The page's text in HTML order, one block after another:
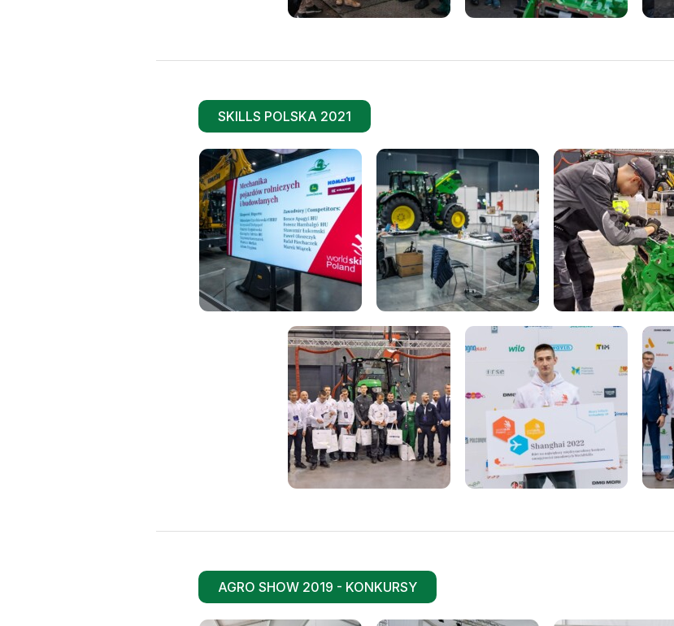
SKILLS POLSKA 2021
AGRO SHOW 2019 - KONKURSY